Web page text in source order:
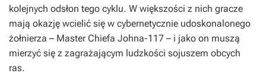
kolejnych odsłon tego cyklu. W większości z nich gracze
mają okazję wcielić się w cybernetycznie udoskonalonego
żołnierza – Master Chiefa Johna-117 – i jako on muszą
mierzyć się z zagrażającym ludzkości sojuszem obcych
ras.